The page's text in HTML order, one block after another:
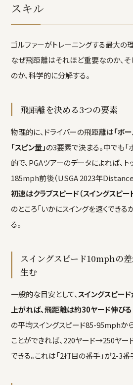
スキル
ゴルファーがトレーニングする最大の
なぜ飛距離はそれほど重要なのか、そ
のか、科学的に分解する。
飛距離を決める3つの要素
物理的に、ドライバーの飛距離は「ボ
「スピン量」の3要素で決まる。中でも
的で、PGAツアーのデータによれば、
185mph前後（USGA 2023年
初速はクラブスピード（スイングスピー
のところ「いかにスイングを速くでき
る。
スイングスピード10mphの
生む
一般的な目安として、 スイングスピー
上がれば、飛距離は約30ヤード伸びる
の平均スイングスピード85-95mphか
ことができれば、220ヤード→250ヤ
できる。これは「2打目の番手」が2-3